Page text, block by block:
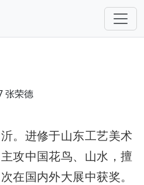
张荣德
。进修于山东工艺美术
攻中国花鸟、山水，擅
在国内外大展中获奖。